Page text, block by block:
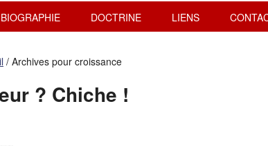
BIOGRAPHIE DOCTRINE LIENS
/ Archives pour croissance
? Chiche !